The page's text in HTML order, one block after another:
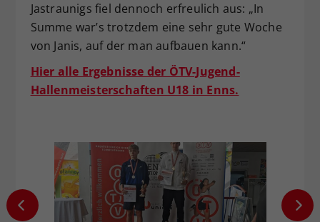
Jastraunigs fiel dennoch erfreulich aus: „In
Summe war’s trotzdem eine sehr gute Woche
von Janis, auf der man aufbauen kann.“
Hier alle Ergebnisse der ÖTV-Jugend-
Hallenmeisterschaften U18 in Enns.